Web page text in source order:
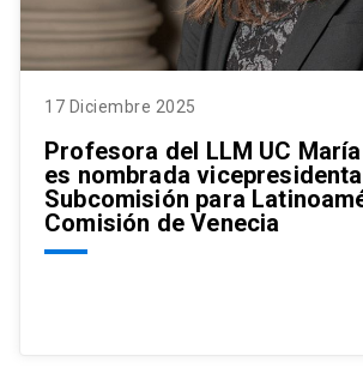
17 Diciembre 2025
Profesora del LLM UC
es nombrada
Subcomisión para
Comisión de Venecia